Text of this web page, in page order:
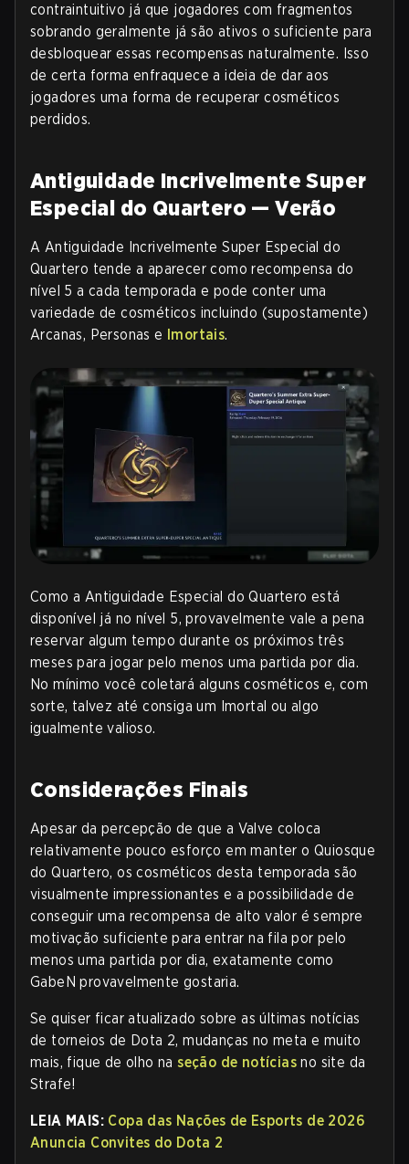
contraintuitivo já que jogadores com fragmentos
sobrando geralmente já são ativos o suficiente para
desbloquear essas recompensas naturalmente. Isso
de certa forma enfraquece a ideia de dar aos
jogadores uma forma de recuperar cosméticos
perdidos.
Antiguidade Incrivelmente Super
Especial do Quartero — Verão
A Antiguidade Incrivelmente Super Especial do
Quartero tende a aparecer como recompensa do
nível 5 a cada temporada e pode conter uma
variedade de cosméticos incluindo (supostamente)
Arcanas, Personas e Imortais.
Como a Antiguidade Especial do Quartero está
disponível já no nível 5, provavelmente vale a pena
reservar algum tempo durante os próximos três
meses para jogar pelo menos uma partida por dia.
No mínimo você coletará alguns cosméticos e, com
sorte, talvez até consiga um Imortal ou algo
igualmente valioso.
Considerações Finais
Apesar da percepção de que a Valve coloca
relativamente pouco esforço em manter o Quiosque
do Quartero, os cosméticos desta temporada são
visualmente impressionantes e a possibilidade de
conseguir uma recompensa de alto valor é sempre
motivação suficiente para entrar na fila por pelo
menos uma partida por dia, exatamente como
GabeN provavelmente gostaria.
Se quiser ficar atualizado sobre as últimas notícias
de torneios de Dota 2, mudanças no meta e muito
mais, fique de olho naseção de notícias no site da
Strafe!
LEIA MAIS: Copa das Nações de Esports de 2026
Anuncia Convites do Dota 2